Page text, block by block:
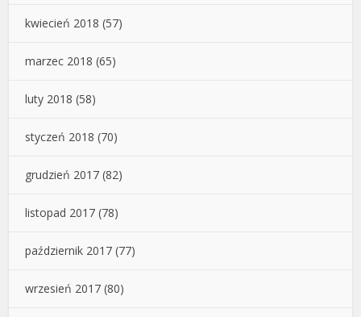
kwiecień 2018 (57)
marzec 2018 (65)
luty 2018 (58)
styczeń 2018 (70)
grudzień 2017 (82)
listopad 2017 (78)
październik 2017 (77)
wrzesień 2017 (80)